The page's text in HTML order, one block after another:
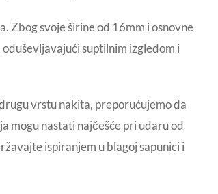
Zbog svoje širine od 16mm i osnovne
suptilnim izgledom i
vrstu nakita, preporućujemo da
mogu nastati najčešće pri udaru od
ispiranjem u blagoj sapunici i